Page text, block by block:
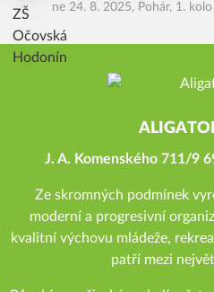
ne 24. 8. 2025, Pohár, 1. kolo
J. A. Komenského 711/9
Ze skromných podmínek
moderní a progresivní
kvalitní výchovu mládeže,
patří mezi